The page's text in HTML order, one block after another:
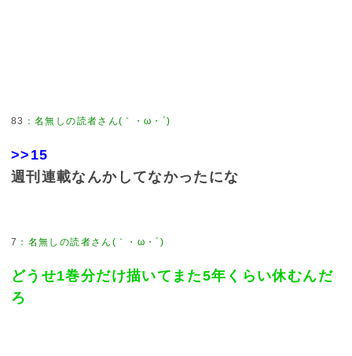
83 ：名無しの読者さん(｀・ω・´)
>>15
週刊連載なんかしてなかったにな
7 ： 名無しの読者さん(｀・ω・´)
どうせ1巻分だけ描いてまた5年くらい休むんだ
ろ